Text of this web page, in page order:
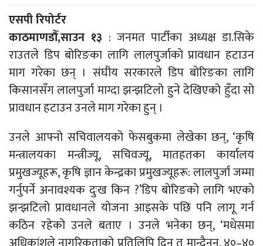
एसपी रिपोर्टर
काठमाणडौँ,साउन १३ : जनमत पार्टीका अध्यक्ष डा.सिके
राउतले डिप बोरिङका लागि लालपुर्जाको प्रावधान हटाउन
माग गरेका छन् । संघीय सरकारले डिप बोरिङका लागि
किसानसँग लालपुर्जा माग्दा झन्झटिलो हुने देखिएको हुँदा सो
प्रावधान हटाउन उनले माग गरेका हुन् ।
उनले आफ्नो सचिवालयको फेसबुकमा लेखेका छन्, ‘कृषि
मन्त्रालयका मन्त्रीज्यू, सचिवज्यू, मातहतका कार्यालय
प्रमुखज्यूहरू, कृषि ज्ञान केन्द्रका प्रमुखज्यूहरू: लालपुर्जा जम्मा
गर्नुपर्ने अनावश्यक दुःख किन ?’डिप बोरिङको लागि भएको
झन्झटिलो प्रावधानले योजना आइसके पछि पनि लागू गर्न
कठिन रहेको उनले बताए । उनले भनेका छन्, ‘मधेसमा